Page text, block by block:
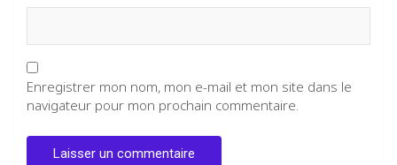
Enregistrer mon nom, mon e-mail et mon site dans le
navigateur pour mon prochain commentaire.